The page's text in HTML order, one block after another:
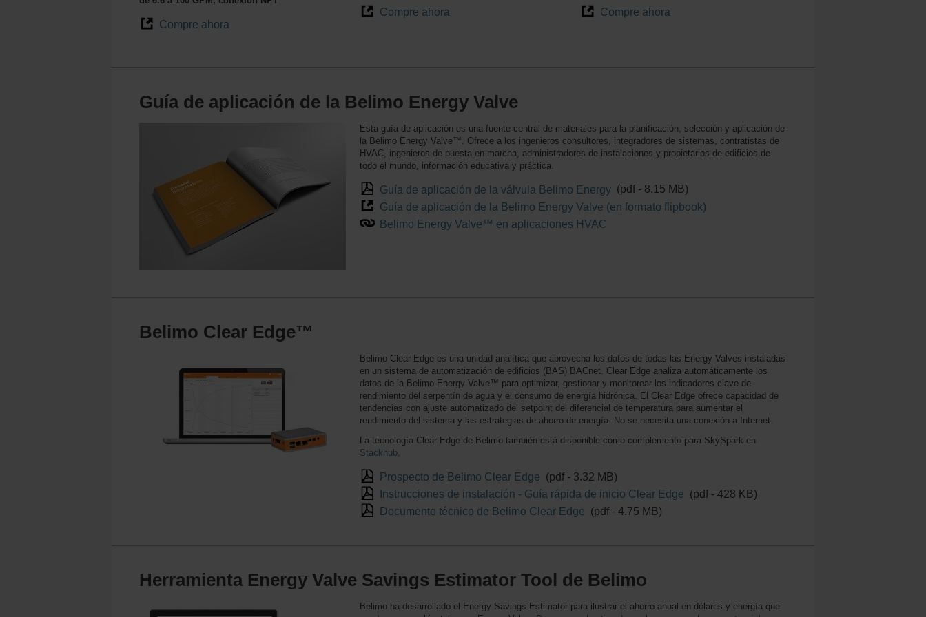
Compre ahora
Compre ahora Compre ahora
Guía de aplicación de la Belimo Energy Valve
Esta guía de aplicación es una fuente central de materiales para la planificación, selección y aplicación de
la Belimo Energy Valve™. Ofrece a los ingenieros consultores, integradores de sistemas, contratistas de
HVAC, ingenieros de puesta en marcha, administradores de instalaciones y propietarios de edificios de
todo el mundo, información educativa y práctica.
Guía de aplicación de la válvula Belimo Energy (pdf - 8.15 MB)
Guía de aplicación de la Belimo Energy Valve (en formato flipbook)
Belimo Energy Valve™ en aplicaciones HVAC
Belimo Clear Edge™
Belimo Clear Edge es una unidad analítica que aprovecha los datos de todas las Energy Valves instaladas
en un sistema de automatización de edificios (BAS) BACnet. Clear Edge analiza automáticamente los
datos de la Belimo Energy Valve™ para optimizar, gestionar y monitorear los indicadores clave de
rendimiento del serpentín de agua y el consumo de energía hidrónica. El Clear Edge ofrece capacidad de
tendencias con ajuste automatizado del setpoint del diferencial de temperatura para aumentar el
rendimiento del sistema y las estrategias de ahorro de energía. No se necesita una conexión a Internet.
La tecnología Clear Edge de Belimo también está disponible como complemento para SkySpark en
Stackhub.
Prospecto de Belimo Clear Edge (pdf - 3.32 MB)
Instrucciones de instalación - Guía rápida de inicio Clear Edge (pdf - 428 KB)
Documento técnico de Belimo Clear Edge (pdf - 4.75 MB)
Herramienta Energy Valve Savings Estimator Tool de Belimo
Belimo ha desarrollado el Energy Savings Estimator para ilustrar el ahorro anual en dólares y energía que